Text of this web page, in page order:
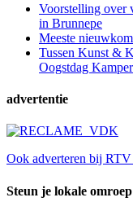
Voorstelling over
in Brunnepe
Meeste
Tussen Kunst &
Oogstdag
advertentie
Ook adverteren bij RTV
Steun je lokale omroep